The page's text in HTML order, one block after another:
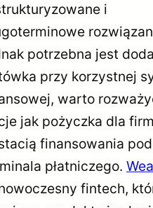
i
potrzebna jest
przy korzystnej
warto
jak pożyczka dla
finansowania
płatniczego.
fintech,